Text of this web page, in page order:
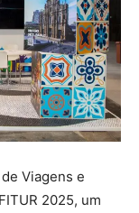
Viagens e
2025, um